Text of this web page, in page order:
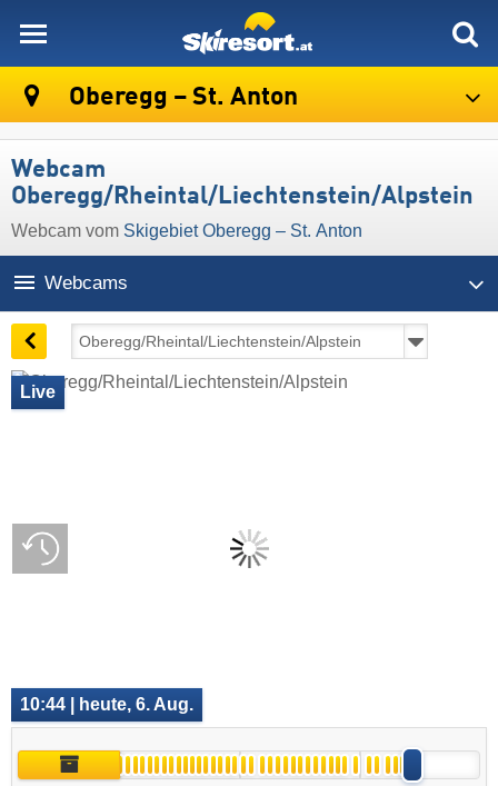
Oberegg – St. Anton
Webcam
Oberegg/Rheintal/Liechtenstein/Alpstein
Webcam vom Skigebiet Oberegg – St. Anton
Webcams
Live
10:44 | heute, 6. Aug.
Archiv